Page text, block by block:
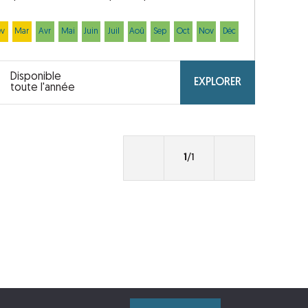
Mar Avr Mai Juin Juil Aoû Sep Oct Nov Déc
Disponible
toute l'année
EXPLORER
1 /1